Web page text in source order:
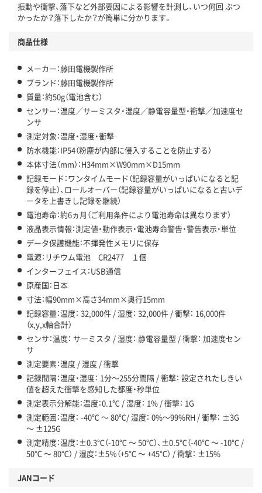
振動や衝撃、落下など外部要因による影響を計測し、いつ何回 ぶつ
かったか？落下したか？が簡単に分かります。
商品仕様
メーカー：藤田電機製作所
ブランド：藤田電機製作所
質量：約50g（電池含む）
センサー：温度／サーミスタ・湿度／静電容量型・衝撃／加速度セ
ンサ
測定対象：温度・湿度・衝撃
防水機能：IP54（粉塵が内部に侵入することを防止する）
本体寸法（mm）：H34mm×W90mm×D15mm
記録モード：ワンタイムモード（記録容量がいっぱいになると記
録を停止）、ロールオーバー（記録容量がいっぱいになると古いデ
ータを上書きし記録を継続）
電池寿命：約6ヵ月（ご利用条件により電池寿命は異なります）
液晶表示情報：測定値・動作表示・電池寿命警告・警告表示・単位
データ保護機能：不揮発性メモリに保存
電源：リチウム電池 CR2477 １個
インターフェイス：USB通信
原産国：日本
寸法：幅90mm×高さ34mm×奥行15mm
記録容量：温度： 32,000件 / 湿度： 32,000件 / 衝撃： 16,000件
（x,y,x軸合計）
センサ：温度： サーミスタ / 湿度： 静電容量型 / 衝撃： 加速度セン
サ
測定要素：温度 / 湿度 / 衝撃
記録間隔：温度・湿度： 1分～255分間隔 / 衝撃： 設定されたしきい
値を超えた衝撃を感知した都度・秒単位
測定表示分解能：温度：0.1℃ / 湿度： 1% / 衝撃： 1G
測定範囲：温度： -40℃ ～ 80℃/ 湿度： 0%～99%RH / 衝撃： ±3G
～ ±125G
測定精度：温度：±0.3℃（-10℃ ～ 50℃）、±0.5℃（-40℃ ～ -10℃ /
50℃ ～ 80℃） / 湿度：±5％（+5℃ ～ +45℃） / 衝撃： ±15%
JANコード